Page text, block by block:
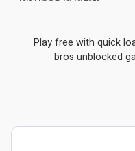
Play free with quick
bros unblocked